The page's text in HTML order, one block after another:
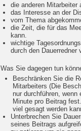
die anderen Mitarbeiter
das Interesse an der
vom Thema
die Zeit, die für das
kann.
wichtige
durch den Dauerredner
Was Sie dagegen tun
Beschränken Sie die
Mitarbeiters (Die
nur durchführen,
Minute pro Beitrag
viel gesagt werden
Unterbrechen Sie
seines Beitrags